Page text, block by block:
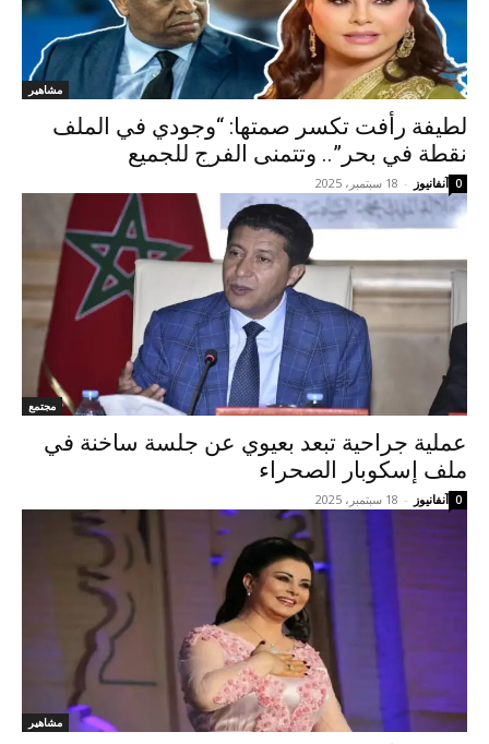
مشاهير
لطيفة رأفت تكسر صمتها: “وجودي في الملف
نقطة في بحر”.. وتتمنى الفرج للجميع
آنفانيوز - 18 سبتمبر، 2025 0
مجتمع
عملية جراحية تبعد بعيوي عن جلسة ساخنة في
ملف إسكوبار الصحراء
آنفانيوز - 18 سبتمبر، 2025 0
مشاهير